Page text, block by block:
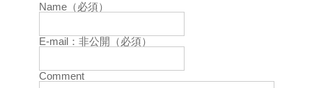
Name（必須）
E-mail：非公開（必須）
Comment